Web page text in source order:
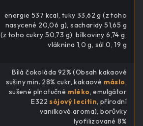
energie 537 kcal, tuky 33,62 g (z toho
nasycené 20,06 g), sacharidy 51,65 g
(z toho cukry 50,73 g), bílkoviny 6,74 g,
vláknina 1,0 g, sůl 0, 19 g
Bílá čokoláda 92% (Obsah kakaové
sušiny min. 28% cukr, kakaové máslo,
sušené plnotučné mléko, emulgátor
E322sójový lecitin, přírodní
vanilkové aroma), borůvky
lyofilizované 8%